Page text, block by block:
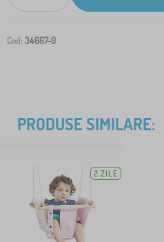
Cod: 34667-0
PRODUSE SIMILARE:
2 ZILE